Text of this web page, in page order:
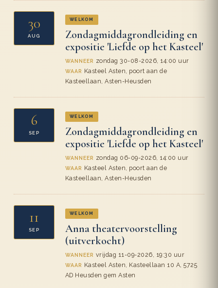
30
AUG
WELKOM
Zondagmiddagrondleiding en
expositie 'Liefde op het Kasteel'
WANNEER zondag 30-08-2026, 14:00 uur
WAAR Kasteel Asten, poort aan de
Kasteellaan, Asten-Heusden
6
SEP
WELKOM
Zondagmiddagrondleiding en
expositie 'Liefde op het Kasteel'
WANNEER zondag 06-09-2026, 14:00 uur
WAAR Kasteel Asten, poort aan de
Kasteellaan, Asten-Heusden
11
SEP
WELKOM
Anna theatervoorstelling
(uitverkocht)
WANNEER vrijdag 11-09-2026, 19:30 uur
WAAR Kasteel Asten, Kasteellaan 10 A, 5725
AD Heusden gem Asten